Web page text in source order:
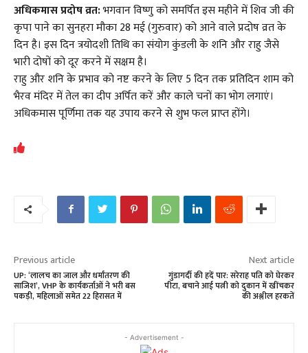
अधिकमास प्रदोष व्रत:भगवान विष्णु को समर्पित इस महीने में शिव जी की
कृपा पाने का सुनहरा मौका 28 मई (गुरुवार) को आने वाले प्रदोष व्रत के
दिन है। इस दिन त्रयोदशी तिथि का संयोग कुंडली के शनि और राहु जैसे
भारी दोषों को दूर करने में सक्षम है।
राहु और शनि के प्रभाव को नष्ट करने के लिए 5 दिन तक प्रतिदिन शाम को
भैरव मंदिर में तेल का दीप अर्पित करें और काले चनों का भोग लगाएं।
अधिकमास पूर्णिमा तक यह उपाय करने से शुभ फल प्राप्त होंगे।
Previous article
UP: ‘लालच का जाल और धर्मांतरण की
साजिश’, VHP के कार्यकर्ताओं ने भरी बस
पकड़ी, महिलाओं समेत 22 हिरासत में
Next article
गुंडागर्दी की हदें पार: सरेराह पति को घेरकर
पीटा, बचाने आई पत्नी को दुकान में खींचकर
की अश्लील हरकतें
- Advertisement -